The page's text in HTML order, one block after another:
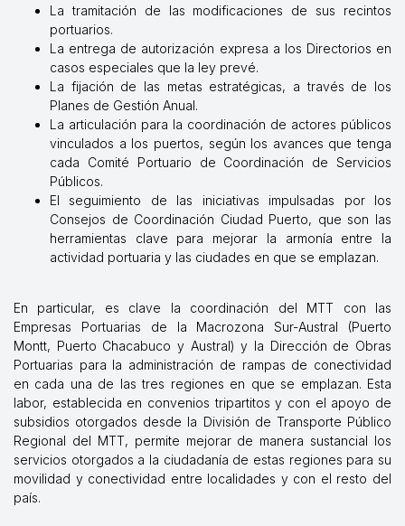
La tramitación de las modificaciones de sus recintos
portuarios.
La entrega de autorización expresa a los Directorios en
casos especiales que la ley prevé.
La fijación de las metas estratégicas, a través de los
Planes de Gestión Anual.
La articulación para la coordinación de actores públicos
vinculados a los puertos, según los avances que tenga
cada Comité Portuario de Coordinación de Servicios
Públicos.
El seguimiento de las iniciativas impulsadas por los
Consejos de Coordinación Ciudad Puerto, que son las
herramientas clave para mejorar la armonía entre la
actividad portuaria y las ciudades en que se emplazan.
En particular, es clave la coordinación del MTT con las
Empresas Portuarias de la Macrozona Sur-Austral (Puerto
Montt, Puerto Chacabuco y Austral) y la Dirección de Obras
Portuarias para la administración de rampas de conectividad
en cada una de las tres regiones en que se emplazan. Esta
labor, establecida en convenios tripartitos y con el apoyo de
subsidios otorgados desde la División de Transporte Público
Regional del MTT, permite mejorar de manera sustancial los
servicios otorgados a la ciudadanía de estas regiones para su
movilidad y conectividad entre localidades y con el resto del
país.